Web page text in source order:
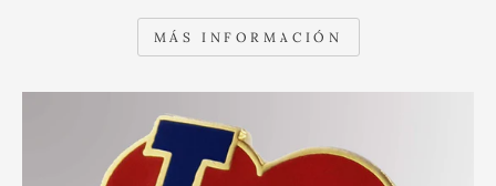
MÁS INFORMACIÓN